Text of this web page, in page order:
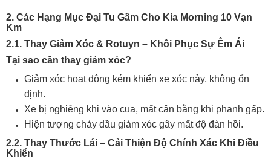
2. Các Hạng Mục Đại Tu Gầm Cho Kia Morning 10 Vạn
Km
2.1. Thay Giảm Xóc & Rotuyn – Khôi Phục Sự Êm Ái
Tại sao cần thay giảm xóc?
Giảm xóc hoạt động kém khiến xe xóc nảy, không ổn
định.
Xe bị nghiêng khi vào cua, mất cân bằng khi phanh gấp.
Hiện tượng chảy dầu giảm xóc gây mất độ đàn hồi.
2.2. Thay Thước Lái – Cải Thiện Độ Chính Xác Khi Điều
Khiển